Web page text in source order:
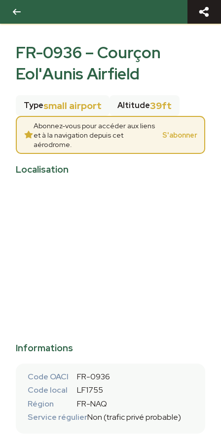
FR-0936 – Courçon
Eol'Aunis Airfield
Typesmall airport Altitude39ft
Abonnez-vous pour accéder aux liens
et à la navigation depuis cet
aérodrome.
S'abonner
Localisation
Informations
Code OACI
FR-0936
Code local
LF1755
Région
FR-NAQ
Service régulierNon (trafic privé probable)